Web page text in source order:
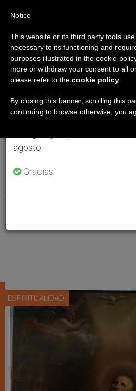
ESPIRITUALIDAD
Aviso importante
Del 27 de julio al 7 de
anual, aprovechando que en el
se generan menos
agosto.
Gracias.
Notice
This website or its third party tools
necessary to its functioning and
purposes illustrated in the cookie
more or withdraw your consent to all
please refer to the cookie policy
By closing this banner, scrolling this
continuing to browse otherwise, you